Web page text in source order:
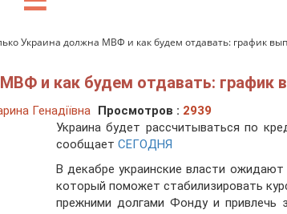
Украина должна МВФ и как будем отдавать: график
и как будем отдавать: график
Генадіївна Просмотров : 2939
Украина будет рассчитываться по
сообщает СЕГОДНЯ
В декабре украинские власти ожидают
который поможет стабилизировать
прежними долгами Фонду и привлечь